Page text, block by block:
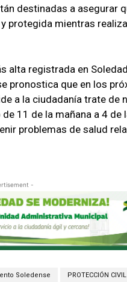
destinadas a asegurar
protegida mientras
alta registrada en
pronostica que en los
a la ciudadanía trate de
11 de la mañana a 4 de
problemas de salud
-
Soledense PROTECCIÓN CIVIL